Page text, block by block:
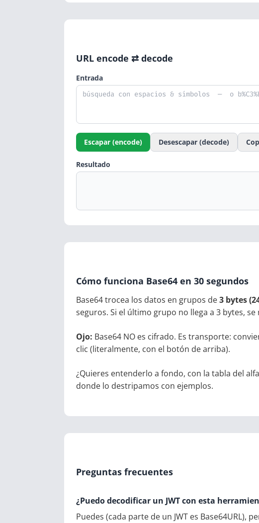
URL encode ⇄ decode
Entrada
Escapar (encode) Desescapar (decode)
Resultado
Cómo funciona Base64 en 30 segundos
Base64 trocea los datos en grupos de3 bytes
seguros. Si el último grupo no llega a 3 bytes, se
Ojo: Base64 NO es cifrado. Es transporte:
clic (literalmente, con el botón de arriba).
¿Quieres entenderlo a fondo, con la tabla del
donde lo destripamos con ejemplos.
Preguntas frecuentes
¿Puedo decodificar un JWT con esta
Puedes (cada parte de un JWT es Base64URL),